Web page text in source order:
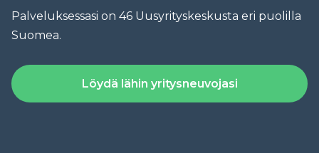
Palveluksessasi on 46 Uusyrityskeskusta eri puolilla
Suomea.
Löydä lähin yritysneuvojasi